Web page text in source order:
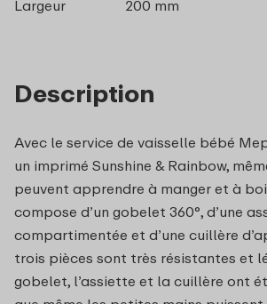
Description
Avec le service de vaisselle bébé
un imprimé Sunshine & Rainbow,
peuvent apprendre à manger et à
compose d’un gobelet 360°, d’une
compartimentée et d’une cuillère
trois pièces sont très résistantes et
gobelet, l’assiette et la cuillère ont
Largeur
200 mm